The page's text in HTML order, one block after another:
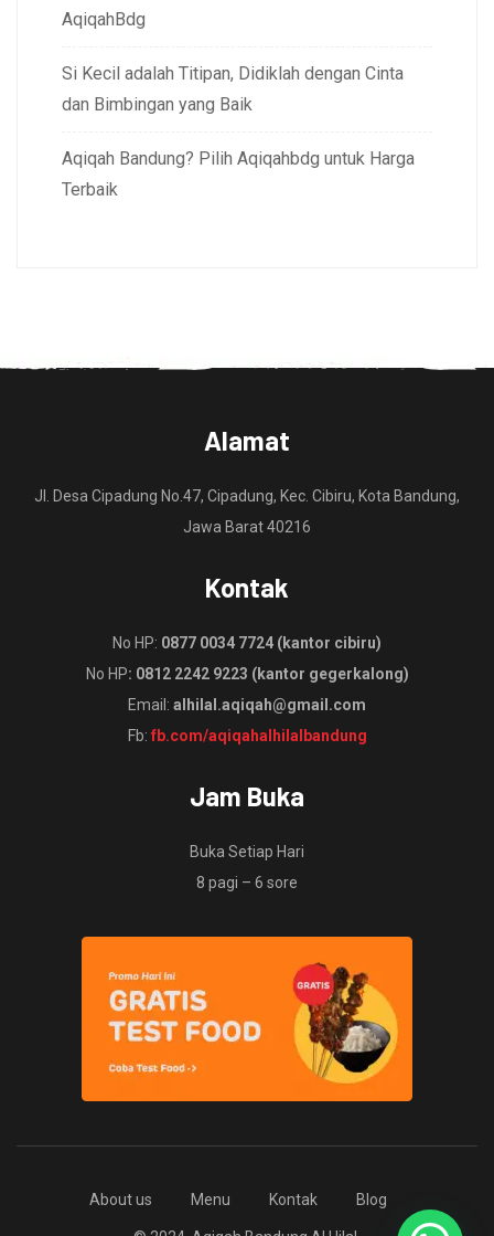
AqiqahBdg
Si Kecil adalah Titipan, Didiklah dengan Cinta
dan Bimbingan yang Baik
Aqiqah Bandung? Pilih Aqiqahbdg untuk Harga
Terbaik
Alamat
Jl. Desa Cipadung No.47, Cipadung, Kec. Cibiru, Kota Bandung,
Jawa Barat 40216
Kontak
No HP: 0877 0034 7724 (kantor cibiru)
No HP: 0812 2242 9223 (kantor gegerkalong)
Email: alhilal.aqiqah@gmail.com
Fb: fb.com/aqiqahalhilalbandung
Jam Buka
Buka Setiap Hari
8 pagi – 6 sore
About us Menu Kontak Blog